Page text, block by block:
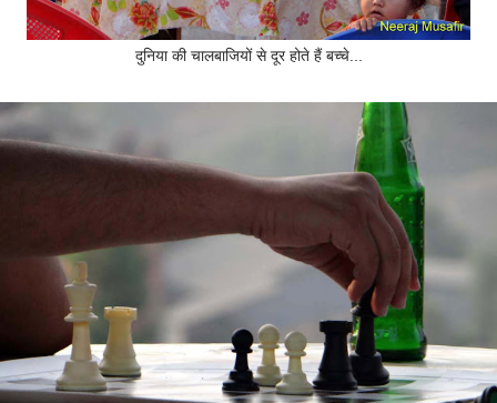
दुनिया की चालबाजियों से दूर होते हैं बच्चे...